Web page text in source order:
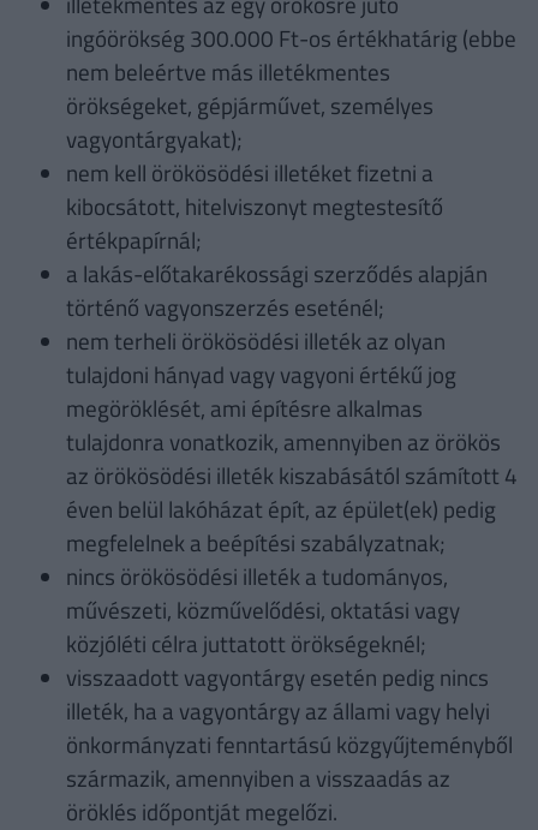
ingóörökség 300.000 Ft-os értékhatárig (ebbe
nem beleértve más illetékmentes
örökségeket, gépjárművet, személyes
vagyontárgyakat);
nem kell örökösödési illetéket fizetni a
kibocsátott, hitelviszonyt megtestesítő
értékpapírnál;
a lakás-előtakarékossági szerződés alapján
történő vagyonszerzés eseténél;
nem terheli örökösödési illeték az olyan
tulajdoni hányad vagy vagyoni értékű jog
megöröklését, ami építésre alkalmas
tulajdonra vonatkozik, amennyiben az örökös
az örökösödési illeték kiszabásától számított 4
éven belül lakóházat épít, az épület(ek) pedig
megfelelnek a beépítési szabályzatnak;
nincs örökösödési illeték a tudományos,
művészeti, közművelődési, oktatási vagy
közjóléti célra juttatott örökségeknél;
visszaadott vagyontárgy esetén pedig nincs
illeték, ha a vagyontárgy az állami vagy helyi
önkormányzati fenntartású közgyűjteményből
származik, amennyiben a visszaadás az
öröklés időpontját megelőzi.